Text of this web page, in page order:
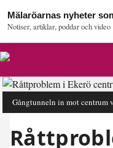
Mälaröarnas nyheter
Notiser, artiklar, poddar och video
Gångtunneln in mot centrum